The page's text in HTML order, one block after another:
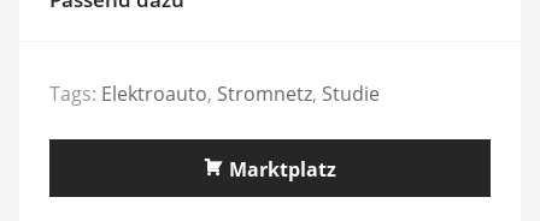
Tags: Elektroauto, Stromnetz, Studie
Marktplatz